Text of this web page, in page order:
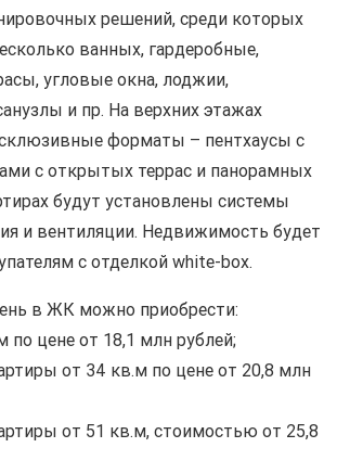
решений, среди которых
ванных, гардеробные,
угловые окна, лоджии,
и пр. На верхних этажах
форматы – пентхаусы с
с открытых террас и панорамных
будут установлены системы
и вентиляции. Недвижимость будет
с отделкой white-box.
в ЖК можно приобрести:
по цене от 18,1 млн рублей;
от 34 кв.м по цене от 20,8 млн
от 51 кв.м, стоимостью от 25,8